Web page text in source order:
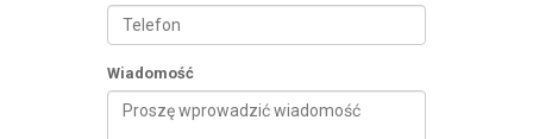
Wiadomość